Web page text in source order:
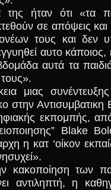
της ήταν ότι «τα
σε απόψεις και
τους και δεν
αυτο
αυτά τα παιδιά
μιας
στην Αντισυμβατικη
εκπομπής,
Blake
η κατ ‘οίκον
κακοποίηση των
αντιληπτή, η